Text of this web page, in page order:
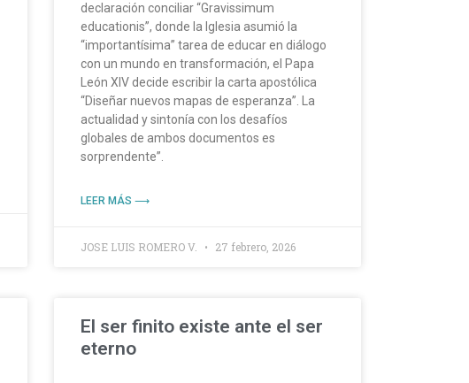
declaración conciliar “Gravissimum
educationis”, donde la Iglesia asumió la
“importantísima” tarea de educar en diálogo
con un mundo en transformación, el Papa
León XIV decide escribir la carta apostólica
“Diseñar nuevos mapas de esperanza”. La
actualidad y sintonía con los desafíos
globales de ambos documentos es
sorprendente”.
LEER MÁS ⟶
JOSE LUIS ROMERO V. 27 febrero, 2026
El ser finito existe ante el ser
eterno